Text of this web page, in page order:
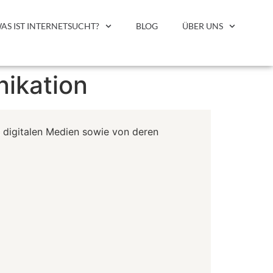
IST INTERNETSUCHT? BLOG ÜBER UNS
Medien sowie von deren